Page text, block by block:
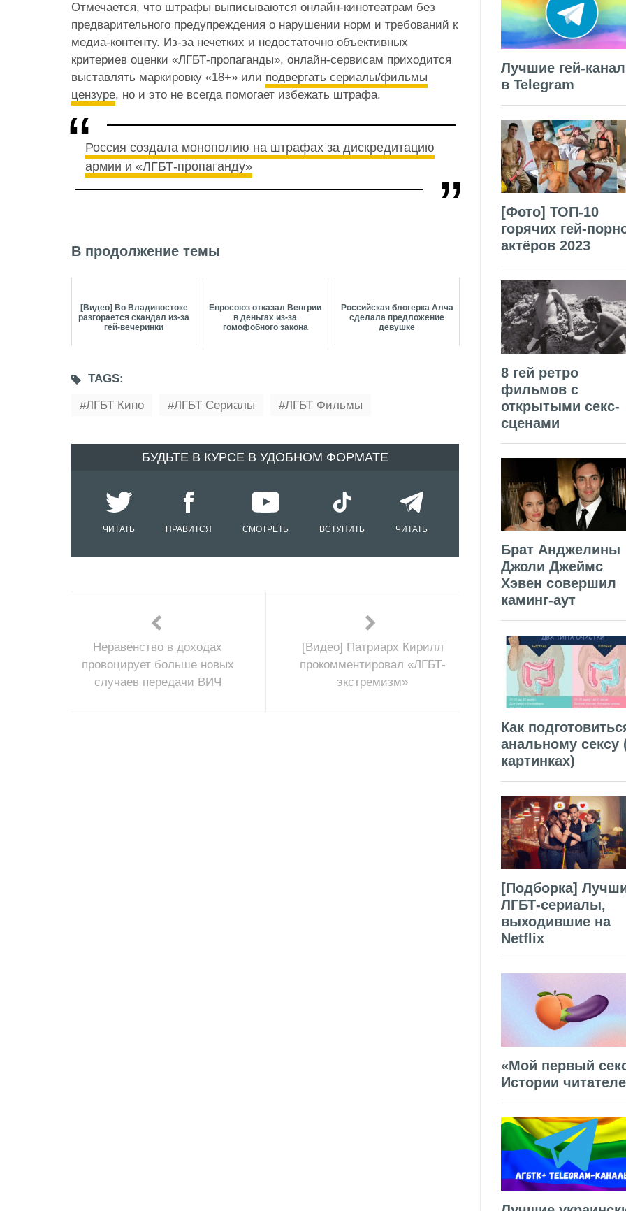
Отмечается, что штрафы выписываются онлайн-кинотеатрам без
предварительного предупреждения о нарушении норм и требований к
медиа-контенту. Из-за нечетких и недостаточно объективных
критериев оценки «ЛГБТ-пропаганды», онлайн-сервисам приходится
выставлять маркировку «18+» или подвергать сериалы/фильмы
цензуре, но и это не всегда помогает избежать штрафа.
Россия создала монополию на штрафах за дискредитацию
армии и «ЛГБТ-пропаганду»
В продолжение темы
[Видео] Во Владивостоке
разгорается скандал из-за
гей-вечеринки
Евросоюз отказал Венгрии
в деньгах из-за
гомофобного закона
Российская блогерка Алча
сделала предложение
девушке
TAGS:
ЛГБТ Кино
ЛГБТ Сериалы ЛГБТ Фильмы
БУДЬТЕ В КУРСЕ В УДОБНОМ ФОРМАТЕ
ЧИТАТЬ НРАВИТСЯ СМОТРЕТЬ ВСТУПИТЬ ЧИТАТЬ
Неравенство в доходах
провоцирует больше новых
случаев передачи ВИЧ
[Видео] Патриарх Кирилл
прокомментировал «ЛГБТ-
экстремизм»
Лучшие гей-
в Telegram
[Фото] ТОП-10
горячих гей-
актёров 2023
8 гей ретро
фильмов с
открытыми секс-
сценами
Брат Анджелины
Джоли Джеймс
Хэвен совершил
каминг-аут
Как
анальному сексу
картинках)
[Подборка]
ЛГБТ-сериалы,
выходившие на
Netflix
«Мой первый
Истории